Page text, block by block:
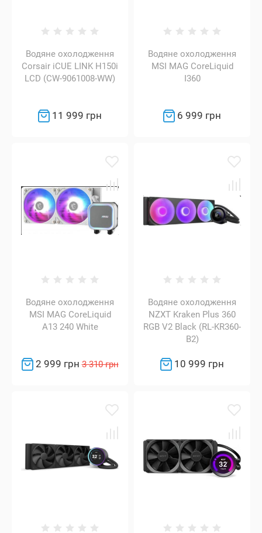
Водяне охолодження
Corsair iCUE LINK H150i
LCD (CW-9061008-WW)
11 999 грн
Водяне охолодження
MSI MAG CoreLiquid
I360
6 999 грн
Водяне охолодження
MSI MAG CoreLiquid
A13 240 White
2 999 грн 3 310 грн
Водяне охолодження
NZXT Kraken Plus 360
RGB V2 Black (RL-KR360-
B2)
10 999 грн